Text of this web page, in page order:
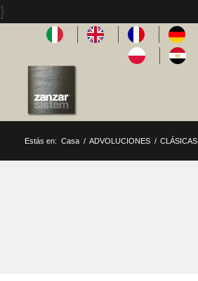
}
Estás en: Casa / ADVOLUCIONES / CLÁSICAS